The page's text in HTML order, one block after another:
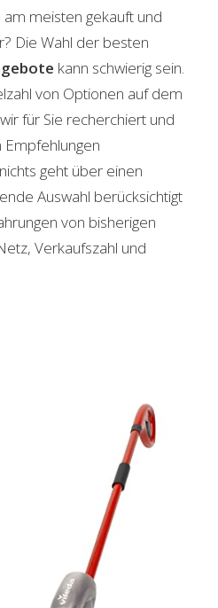
meisten gekauft und
Die Wahl der besten
kann schwierig sein.
von Optionen auf dem
für Sie recherchiert und
geht über einen
Auswahl berücksichtigt
von bisherigen
Verkaufszahl und